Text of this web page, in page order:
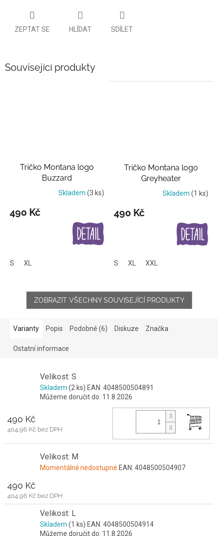
ZEPTAT SE HLÍDAT SDÍLET
Související produkty
Tričko Montana logo
Buzzard
Skladem (3 ks)
490 Kč
S XL
Tričko Montana logo
Greyheater
Skladem (1 ks)
490 Kč
S XL XXL
ZOBRAZIT VŠECHNY SOUVISEJÍCÍ PRODUKTY
Varianty Popis Podobné (6) Diskuze Značka
Ostatní informace
Velikost: S
Skladem (2 ks) EAN: 4048500504891
Můžeme doručit do: 11.8.2026
490 Kč
404,96 Kč bez DPH
Velikost: M
Momentálně nedostupné EAN: 4048500504907
490 Kč
404,96 Kč bez DPH
Velikost: L
Skladem (1 ks) EAN: 4048500504914
Můžeme doručit do: 11.8.2026